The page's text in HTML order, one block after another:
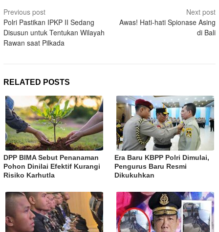
Post
navigation
Previous post
Polri Pastikan IPKP II Sedang
Disusun untuk Tentukan Wilayah
Rawan saat Pilkada
Next post
Awas! Hati-hati Spionase Asing
di Bali
RELATED POSTS
DPP BIMA Sebut Penanaman
Pohon Dinilai Efektif Kurangi
Risiko Karhutla
Era Baru KBPP Polri Dimulai,
Pengurus Baru Resmi
Dikukuhkan